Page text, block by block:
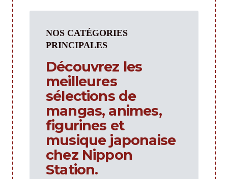
NOS CATÉGORIES
PRINCIPALES
Découvrez les
meilleures
sélections de
mangas, animes,
figurines et
musique japonaise
chez Nippon
Station.